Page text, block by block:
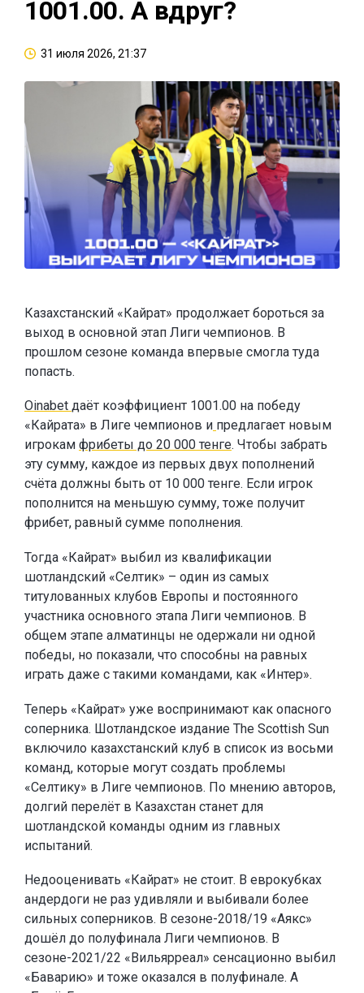
1001.00. А вдруг?
31 июля 2026, 21:37
Казахстанский «Кайрат» продолжает бороться за
выход в основной этап Лиги чемпионов. В
прошлом сезоне команда впервые смогла туда
попасть.
Oinabet даёт коэффициент 1001.00 на победу
«Кайрата» в Лиге чемпионов и предлагает новым
игрокам фрибеты до 20 000 тенге. Чтобы забрать
эту сумму, каждое из первых двух пополнений
счёта должны быть от 10 000 тенге. Если игрок
пополнится на меньшую сумму, тоже получит
фрибет, равный сумме пополнения.
Тогда «Кайрат» выбил из квалификации
шотландский «Селтик» – один из самых
титулованных клубов Европы и постоянного
участника основного этапа Лиги чемпионов. В
общем этапе алматинцы не одержали ни одной
победы, но показали, что способны на равных
играть даже с такими командами, как «Интер».
Теперь «Кайрат» уже воспринимают как опасного
соперника. Шотландское издание The Scottish Sun
включило казахстанский клуб в список из восьми
команд, которые могут создать проблемы
«Селтику» в Лиге чемпионов. По мнению авторов,
долгий перелёт в Казахстан станет для
шотландской команды одним из главных
испытаний.
Недооценивать «Кайрат» не стоит. В еврокубках
андердоги не раз удивляли и выбивали более
сильных соперников. В сезоне-2018/19 «Аякс»
дошёл до полуфинала Лиги чемпионов. В
сезоне-2021/22 «Вильярреал» сенсационно выбил
«Баварию» и тоже оказался в полуфинале. А